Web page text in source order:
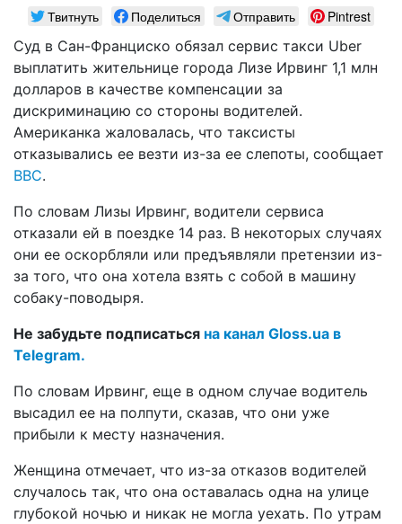
Твитнуть Поделиться Отправить
Pintrest
Суд в Сан-Франциско обязал сервис такси Uber
выплатить жительнице города Лизе Ирвинг 1,1 млн
долларов в качестве компенсации за
дискриминацию со стороны водителей.
Американка жаловалась, что таксисты
отказывались ее везти из-за ее слепоты, сообщает
ВВС.
По словам Лизы Ирвинг, водители сервиса
отказали ей в поездке 14 раз. В некоторых случаях
они ее оскорбляли или предъявляли претензии из-
за того, что она хотела взять с собой в машину
собаку-поводыря.
Не забудьте подписаться на канал Gloss.ua в
Telegram.
По словам Ирвинг, еще в одном случае водитель
высадил ее на полпути, сказав, что они уже
прибыли к месту назначения.
Женщина отмечает, что из-за отказов водителей
случалось так, что она оставалась одна на улице
глубокой ночью и никак не могла уехать. По утрам